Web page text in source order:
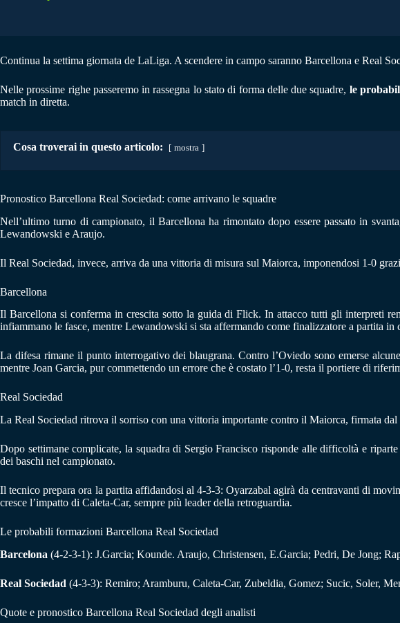
Continua la settima giornata de LaLiga. A scendere in campo saranno Barcellona e Real
Nelle prossime righe passeremo in rassegna lo stato di forma delle due squadre, le
match in diretta.
Cosa troverai in questo articolo: mostra
Pronostico Barcellona Real Sociedad: come arrivano le squadre
Nell’ultimo turno di campionato, il Barcellona ha rimontato dopo essere passato in
Lewandowski e Araujo.
Il Real Sociedad, invece, arriva da una vittoria di misura sul Maiorca, imponendosi 1-0
Barcellona
Il Barcellona si conferma in crescita sotto la guida di Flick. In attacco tutti gli interpreti
infiammano le fasce, mentre Lewandowski si sta affermando come finalizzatore a partita in
La difesa rimane il punto interrogativo dei blaugrana. Contro l’Oviedo sono emerse
mentre Joan Garcia, pur commettendo un errore che è costato l’1-0, resta il portiere di
Real Sociedad
La Real Sociedad ritrova il sorriso con una vittoria importante contro il Maiorca, firmata
Dopo settimane complicate, la squadra di Sergio Francisco risponde alle difficoltà e
dei baschi nel campionato.
Il tecnico prepara ora la partita affidandosi al 4-3-3: Oyarzabal agirà da centravanti di
cresce l’impatto di Caleta-Car, sempre più leader della retroguardia.
Le probabili formazioni Barcellona Real Sociedad
Barcelona (4-2-3-1): J.Garcia; Kounde. Araujo, Christensen, E.Garcia; Pedri, De Jong;
Real Sociedad (4-3-3): Remiro; Aramburu, Caleta-Car, Zubeldia, Gomez; Sucic, Soler,
Quote e pronostico Barcellona Real Sociedad degli analisti